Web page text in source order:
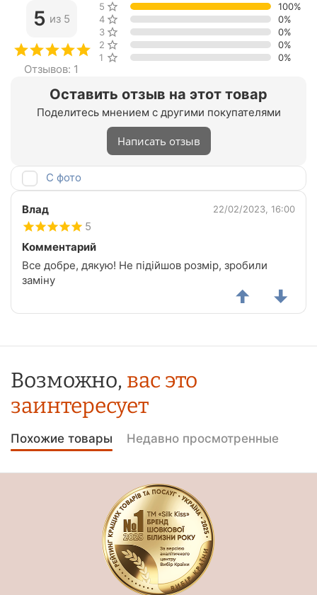
Оставить отзыв на этот товар
Поделитесь мнением с другими покупателями
Написать отзыв
5 из 5
Отзывов: 1
5 звёзд
100%
4 звезды
0%
3 звезды
0%
2 звезды
0%
1 звезда
0%
С фото
Влад 22/02/2023, 16:00
5
Комментарий
Все добре, дякую! Не підійшов розмір, зробили
заміну
Возможно, вас это
заинтересует
Похожие товары Недавно просмотренные